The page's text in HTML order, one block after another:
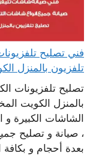
تلفزيون بالمنزل
تصليح تلفزيونات
بالمنزل الكويت
الشاشات الكبيرة و
، صيانة و تصليح
بعدة أحجام و بكافة